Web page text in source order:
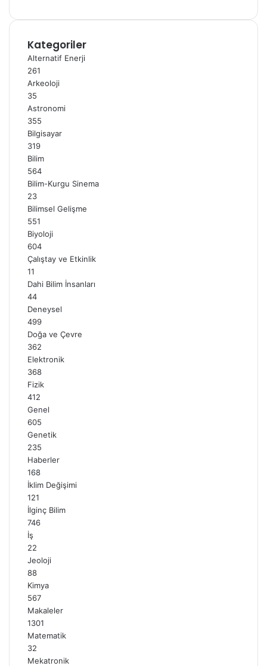
Kategoriler
Alternatif Enerji
261
Arkeoloji
35
Astronomi
355
Bilgisayar
319
Bilim
564
Bilim-Kurgu Sinema
23
Bilimsel Gelişme
551
Biyoloji
604
Çalıştay ve Etkinlik
11
Dahi Bilim İnsanları
44
Deneysel
499
Doğa ve Çevre
362
Elektronik
368
Fizik
412
Genel
605
Genetik
235
Haberler
168
İklim Değişimi
121
İlginç Bilim
746
İş
22
Jeoloji
88
Kimya
567
Makaleler
1301
Matematik
32
Mekatronik